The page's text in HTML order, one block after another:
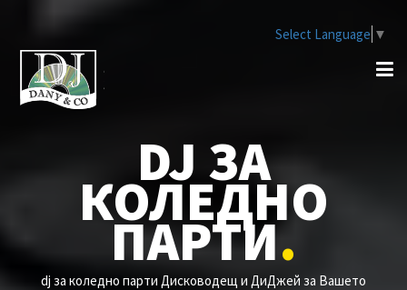
Select Language ▼
DJ ЗА
КОЛЕДНО
ПАРТИ.
dj за коледно парти Дисководещ и ДиДжей за Вашето